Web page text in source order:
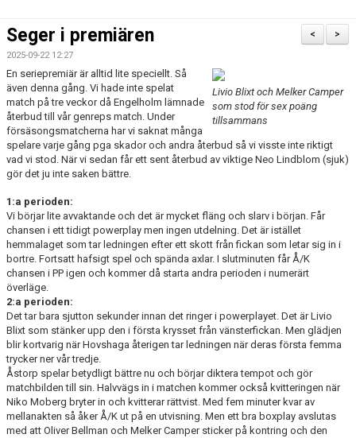
BILDGALLERI
DOKUMENT
KONTAKT
MATCHER
>
<
Seger i premiären
2025-09-22 12:27
Livio Blixt och Melker Camper
som stod för sex poäng
tillsammans
En seriepremiär är alltid lite speciellt. Så
även denna gång. Vi hade inte spelat
match på tre veckor då Engelholm lämnade
återbud till vår genreps match. Under
försäsongsmatcherna har vi saknat många
spelare varje gång pga skador och andra återbud så vi visste inte riktigt
vad vi stod. När vi sedan får ett sent återbud av viktige Neo Lindblom (sjuk)
gör det ju inte saken bättre.
1:a perioden:
Vi börjar lite avvaktande och det är mycket fläng och slarv i början. Får
chansen i ett tidigt powerplay men ingen utdelning. Det är istället
hemmalaget som tar ledningen efter ett skott från fickan som letar sig in i
bortre. Fortsatt hafsigt spel och spända axlar. I slutminuten får Å/K
chansen i PP igen och kommer då starta andra perioden i numerärt
överläge.
2:a perioden:
Det tar bara sjutton sekunder innan det ringer i powerplayet. Det är Livio
Blixt som stänker upp den i första krysset från vänsterfickan. Men glädjen
blir kortvarig när Hovshaga återigen tar ledningen när deras första femma
trycker ner vår tredje.
Åstorp spelar betydligt bättre nu och börjar diktera tempot och gör
matchbilden till sin. Halvvägs in i matchen kommer också kvitteringen när
Niko Moberg bryter in och kvitterar rättvist. Med fem minuter kvar av
mellanakten så åker Å/K ut på en utvisning. Men ett bra boxplay avslutas
med att Oliver Bellman och Melker Camper sticker på kontring och den